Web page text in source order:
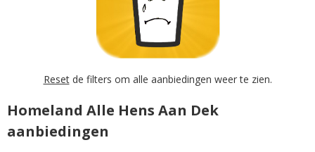
Resetde filters om alle aanbiedingen weer te zien.
Homeland Alle Hens Aan Dek
aanbiedingen